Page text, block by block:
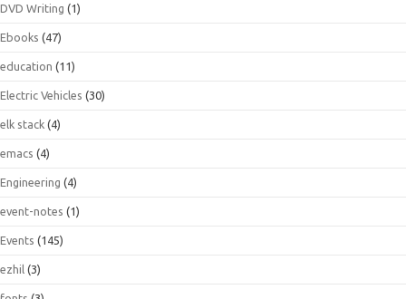
DVD Writing (1)
Ebooks (47)
education (11)
Electric Vehicles (30)
elk stack (4)
emacs (4)
Engineering (4)
event-notes (1)
Events (145)
ezhil (3)